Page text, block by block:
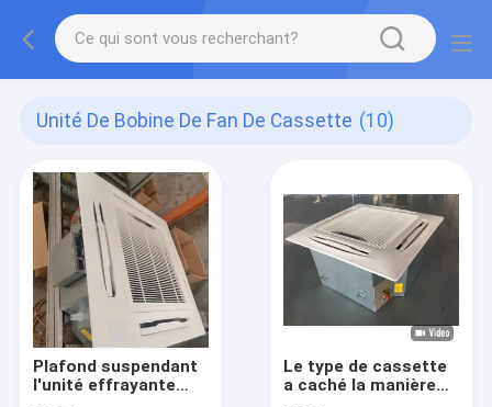
Unité De Bobine De Fan De Cassette (10)
Plafond suspendant
l'unité effrayante
Le type de cassette
a caché la manière